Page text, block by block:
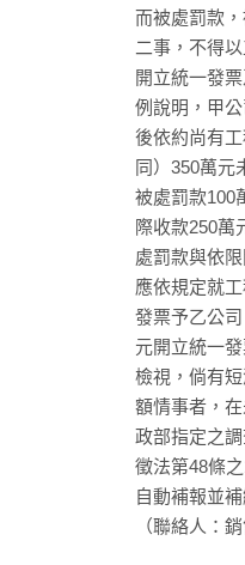
而被處罰款
二事，不得
開立統一發
例說明，甲
後依約尚有
同）350萬元
被處罰款100
際收款250萬
處罰款與依
應依規定就
發票予乙公
元開立統一
檢視，倘有
額情事者，
政部指定之
徵法第48條
自動補報並
（聯絡人：